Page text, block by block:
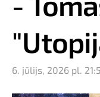
6. jūlijs, 2026 pl.